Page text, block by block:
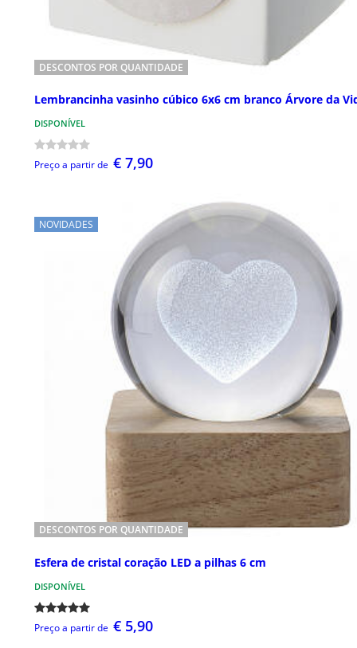
DESCONTOS POR QUANTIDADE
Lembrancinha vasinho cúbico 6x6 cm branco Árvore da
DISPONÍVEL
Preço a partir de € 7,90
NOVIDADES
DESCONTOS POR QUANTIDADE
Esfera de cristal coração LED a pilhas 6 cm
DISPONÍVEL
Preço a partir de € 5,90